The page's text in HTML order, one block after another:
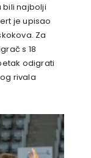
bili najbolji
je upisao
Za
s 18
odigrati
rivala